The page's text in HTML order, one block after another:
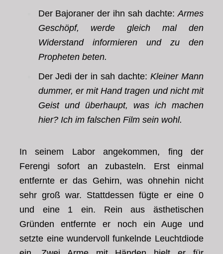
Der Bajoraner der ihn sah dachte:Armes
Geschöpf, werde gleich mal den
Widerstand informieren und zu den
Propheten beten.
Der Jedi der in sah dachte:Kleiner Mann
dummer, er mit Handtragen und nicht mit
Geist und überhaupt, was ich machen
hier? Ich im falschen Film sein wohl.
In seinem Labor angekommen, fing der
Ferengi sofort an zubasteln. Erst einmal
entfernte er das Gehirn, was ohnehin nicht
sehr groß war. Stattdessen fügte er eine 0
und eine 1 ein. Rein aus ästhetischen
Gründen entfernte er noch ein Auge und
setzte eine wundervoll funkelnde Leuchtdiode